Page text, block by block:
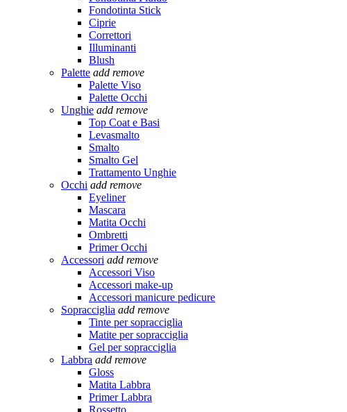
Fondotinta Stick
Ciprie
Correttori
Illuminanti
Blush
Palette add remove
Palette Viso
Palette Occhi
Unghie add remove
Top Coat e Basi
Levasmalto
Smalto
Smalto Gel
Trattamento Unghie
Occhi add remove
Eyeliner
Mascara
Matita Occhi
Ombretti
Primer Occhi
Accessori add remove
Accessori Viso
Accessori make-up
Accessori manicure pedicure
Sopracciglia add remove
Tinte per sopracciglia
Matite per sopracciglia
Gel per sopracciglia
Labbra add remove
Gloss
Matita Labbra
Primer Labbra
Rossetto